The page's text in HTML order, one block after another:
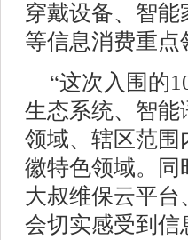
穿戴设备、智
等信息消费重点
“这次入围的
生态系统、智能
领域、辖区范围
徽特色领域。同
大叔维保云平台
会切实感受到信